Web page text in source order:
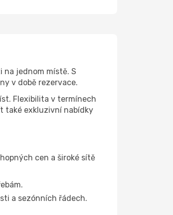
na jednom místě. S
v době rezervace.
Flexibilita v termínech
také exkluzivní nabídky
cen a široké sítě
a sezónních řádech.